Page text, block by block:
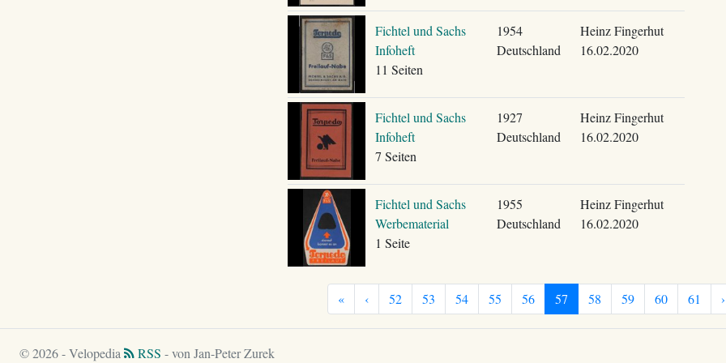
Fichtel und Sachs
Infoheft
11 Seiten
1954
Deutschland
Heinz Fingerhut
16.02.2020
Fichtel und Sachs
Infoheft
7 Seiten
1927
Deutschland
Heinz Fingerhut
16.02.2020
Fichtel und Sachs
Werbematerial
1 Seite
1955
Deutschland
Heinz Fingerhut
16.02.2020
« ‹ 52 53 54 55 56 57 58 59 60 61 ›
© 2026 - Velopedia RSS - von Jan-Peter Zurek